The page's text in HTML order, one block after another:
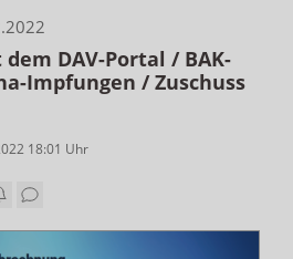
DAV-Portal / BAK-
Impfungen / Zuschuss
18:01 Uhr